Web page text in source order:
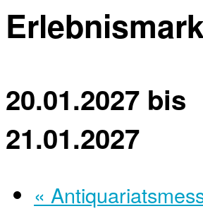
20.01.2027 bis
21.01.2027
«